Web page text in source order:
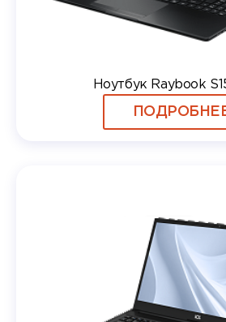
Ноутбук Raybook